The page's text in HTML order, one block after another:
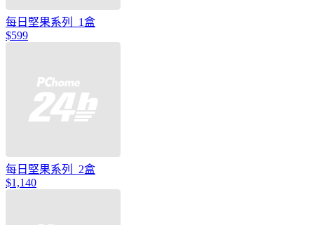
每日堅果系列_1盒
$599
每日堅果系列_2盒
$1,140